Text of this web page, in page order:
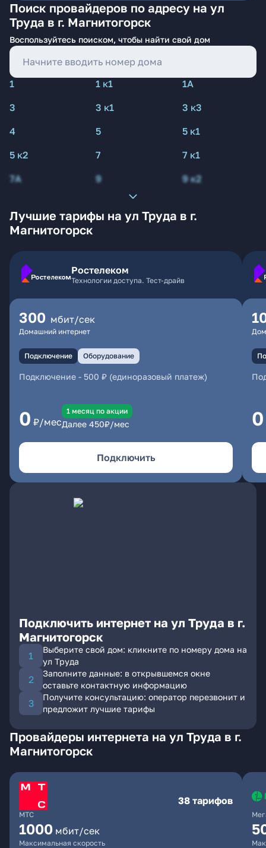
Поиск провайдеров по адресу на ул
Труда в г. Магнитогорск
Воспользуйтесь поиском, чтобы найти свой дом
1 1 к1
1А
3
3 к1
3 к3
4
5
5 к1
5 к2
7
7 к1
7А
9 9 к2
Лучшие тарифы на ул Труда в г.
Магнитогорск
Ростелеком
Технологии доступа. Тест-драйв
300 мбит/сек
Домашний интернет
Подключение Оборудование
Подключение - 500 ₽ (единоразовый платеж)
0 ₽/мес
1 месяц по акции
Далее 450₽/мес
Подключить
0
Подключить интернет на ул Труда в г.
Магнитогорск
Выберите свой дом: кликните по номеру дома на
ул Труда
Заполните данные: в открывшемся окне
оставьте контактную информацию
Получите консультацию: оператор перезвонит и
предложит лучшие тарифы
Провайдеры интернета на ул Труда в г.
Магнитогорск
МТС
38 тарифов
1000 мбит/сек
Максимальная скорость